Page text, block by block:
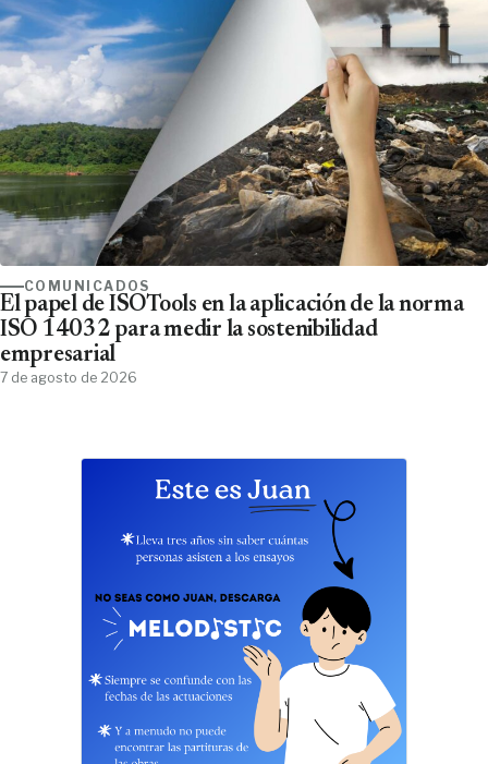
COMUNICADOS
El papel de ISOTools en la aplicación de la norma
ISO 14032 para medir la sostenibilidad
empresarial
7 de agosto de 2026